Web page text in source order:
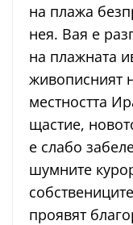
на плажа
нея. Вая е
на плажната
живописният
местността
щастие,
е слабо
шумните
проявят